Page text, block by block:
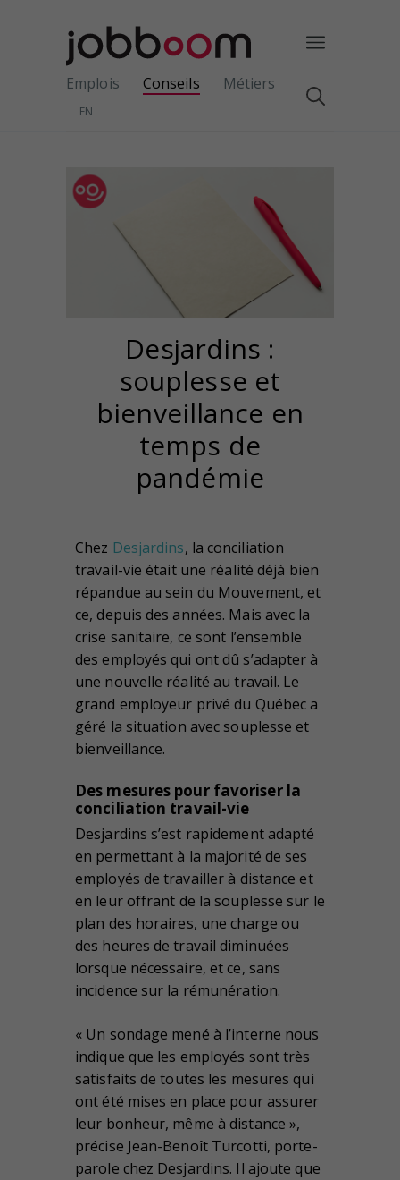
Emplois Conseils Métiers
EN
Desjardins :
souplesse et
bienveillance en
temps de
pandémie
Chez Desjardins, la conciliation
travail-vie était une réalité déjà bien
répandue au sein du Mouvement, et
ce, depuis des années. Mais avec la
crise sanitaire, ce sont l’ensemble
des employés qui ont dû s’adapter à
une nouvelle réalité au travail. Le
grand employeur privé du Québec a
géré la situation avec souplesse et
bienveillance.
Des mesures pour favoriser la
conciliation travail-vie
Desjardins s’est rapidement adapté
en permettant à la majorité de ses
employés de travailler à distance et
en leur offrant de la souplesse sur le
plan des horaires, une charge ou
des heures de travail diminuées
lorsque nécessaire, et ce, sans
incidence sur la rémunération.
« Un sondage mené à l’interne nous
indique que les employés sont très
satisfaits de toutes les mesures qui
ont été mises en place pour assurer
leur bonheur, même à distance »,
précise Jean-Benoît Turcotti, porte-
parole chez Desjardins. Il ajoute que